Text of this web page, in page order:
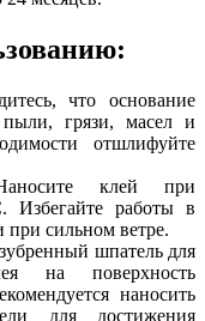
что основание
грязи, масел и
отшлифуйте
клей при
Избегайте работы в
при сильном ветре.
шпатель для
на поверхность
наносить
для достижения